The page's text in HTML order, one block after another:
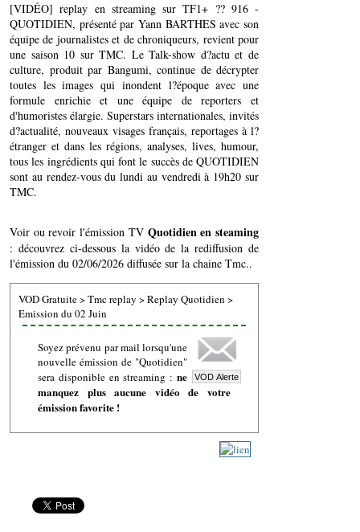
[VIDÉO] replay en streaming sur TF1+ ?? 916 -
QUOTIDIEN, présenté par Yann BARTHES avec son
équipe de journalistes et de chroniqueurs, revient pour
une saison 10 sur TMC. Le Talk-show d?actu et de
culture, produit par Bangumi, continue de décrypter
toutes les images qui inondent l?époque avec une
formule enrichie et une équipe de reporters et
d'humoristes élargie. Superstars internationales, invités
d?actualité, nouveaux visages français, reportages à l?
étranger et dans les régions, analyses, lives, humour,
tous les ingrédients qui font le succès de QUOTIDIEN
sont au rendez-vous du lundi au vendredi à 19h20 sur
TMC.
Voir ou revoir l'émission TV Quotidien en steaming
: découvrez ci-dessous la vidéo de la rediffusion de
l'émission du 02/06/2026 diffusée sur la chaine Tmc..
VOD Gratuite>Tmc replay >Replay Quotidien >
Emission du 02 Juin
Soyez prévenu par mail lorsqu'une
nouvelle émission de "Quotidien"
sera disponible en streaming : ne
manquez plus aucune vidéo de votre
émission favorite !